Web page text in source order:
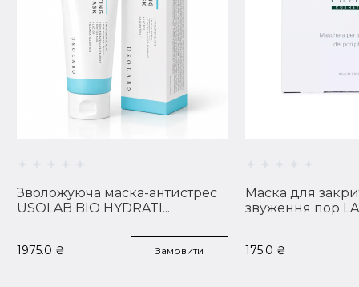
Зволожуюча маска-антистрес
USOLAB BIO HYDRATI...
1975.0 ₴ Замовити
Маска для
звуження пор
175.0 ₴